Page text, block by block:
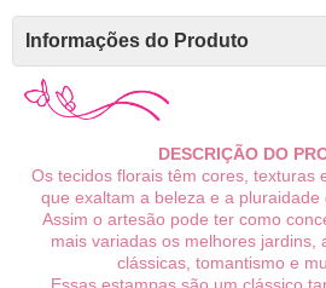
Informações do Produto
DESCRIÇÃO DO
Os tecidos florais têm cores, texturas
que exaltam a beleza e a pluraidade
Assim o artesão pode ter como
mais variadas os melhores jardins,
clássicas, tomantismo e